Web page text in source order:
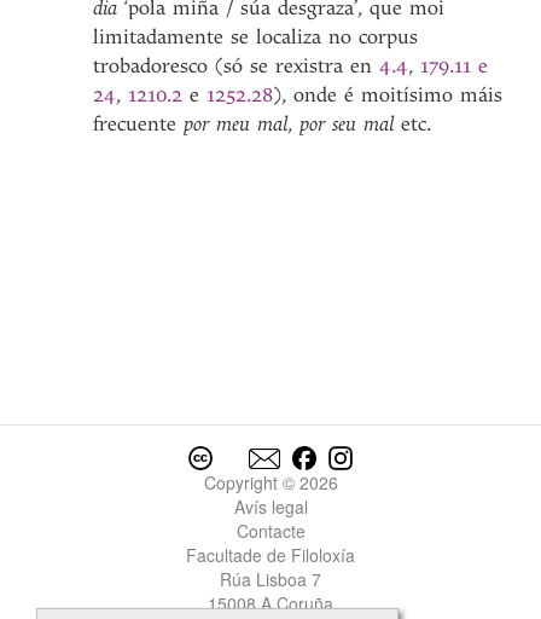
dia ‘pola miña / súa desgraza’, que moi
limitadamente se localiza no corpus
trobadoresco (só se rexistra en4.4, 179.11 e
24, 1210.2 e 1252.28), onde é moitísimo máis
frecuentepor meu mal, por seu maletc.
Copyright © 2026
Avís legal
Contacte
Facultade de Filoloxía
Rúa Lisboa 7
15008 A Coruña